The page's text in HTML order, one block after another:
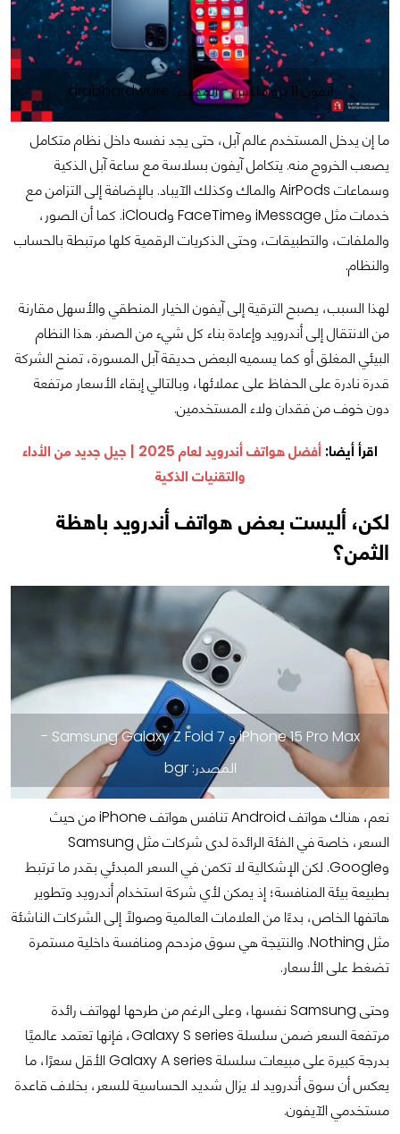
آيفون 11 برو ماكس - المصدر: arabhardware
ما إن يدخل المستخدم عالم آبل، حتى يجد نفسه داخل نظام متكامل
يصعب الخروج منه. يتكامل آيفون بسلاسة مع ساعة آبل الذكية
وسماعات AirPods والماك وكذلك الآيباد. بالإضافة إلى التزامن مع
خدمات مثل iMessage وFaceTime وiCloud. كما أن الصور،
والملفات، والتطبيقات، وحتى الذكريات الرقمية كلها مرتبطة بالحساب
والنظام.
لهذا السبب، يصبح الترقية إلى آيفون الخيار المنطقي والأسهل مقارنة
من الانتقال إلى أندرويد وإعادة بناء كل شيء من الصفر. هذا النظام
البيئي المغلق أو كما يسميه البعض حديقة آبل المسورة، تمنح الشركة
قدرة نادرة على الحفاظ على عملائها، وبالتالي إبقاء الأسعار مرتفعة
دون خوف من فقدان ولاء المستخدمين.
اقرأ أيضا:
أفضل هواتف أندرويد لعام 2025 | جيل جديد من الأداء
والتقنيات الذكية
لكن، أليست بعض هواتف أندرويد باهظة
الثمن؟
iPhone 15 Pro Max و Samsung Galaxy Z Fold 7 -
المصدر: bgr
نعم، هناك هواتف Android تنافس هواتف iPhone من حيث
السعر، خاصة في الفئة الرائدة لدى شركات مثل Samsung
وGoogle. لكن الإشكالية لا تكمن في السعر المبدئي بقدر ما ترتبط
بطبيعة بيئة المنافسة؛ إذ يمكن لأي شركة استخدام أندرويد وتطوير
هاتفها الخاص، بدءًا من العلامات العالمية وصولًا إلى الشركات الناشئة
مثل Nothing. والنتيجة هي سوق مزدحم ومنافسة داخلية مستمرة
تضغط على الأسعار.
وحتى Samsung نفسها، وعلى الرغم من طرحها لهواتف رائدة
مرتفعة السعر ضمن سلسلة Galaxy S series، فإنها تعتمد عالميًا
بدرجة كبيرة على مبيعات سلسلة Galaxy A series الأقل سعرًا، ما
يعكس أن سوق أندرويد لا يزال شديد الحساسية للسعر، بخلاف قاعدة
مستخدمي الآيفون.